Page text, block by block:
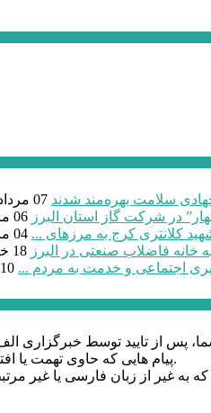
جهادی سلامت بهره‌مند شدند 07 مرداد 1405 - 29 ژوئیه 2026
در شرکت گاز استان البرز 06 مرداد 1405 - 28 ژوئیه 2026
04 مرداد 1405 - 26 ژوئیه 2026
18 خرداد 1405 - 08 ژوئن 2026
اجتماعی و خدمت به مردم ... 10 خرداد 1405 - 31 مه 2026
پیام هایی که حاوی تهمت یا افترا باشد منتشر نخواهد شد.